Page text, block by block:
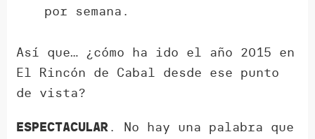
por semana.
Así que… ¿cómo ha ido el año 2015 en
El Rincón de Cabal desde ese punto
de vista?
ESPECTACULAR. No hay una palabra que